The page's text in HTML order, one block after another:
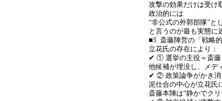
攻撃の効果だけは受け
政治的には
“非公式の外郭部隊”と
と言うのが最も実態に
■3. 斎藤陣営の「戦略
立花氏の存在により：
✔ ① 選挙の主役＝斎藤
他候補が埋没し、メデ
✔ ② 政策論争がかき消
泥仕合の中心が立花氏
斎藤本陣は“静かでク